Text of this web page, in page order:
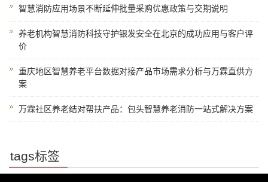
智慧消防应用场景不断延伸批量采购优惠政策与交期说明
养老机构智慧消防科技守护银发安全在北京的成功应用与客户评
价
重庆地区智慧养老平台数据对接产品市场需求分析与万霖直供方
案
万霖社区养老结对帮扶产品：包头智慧养老消防一站式解决方案
tags标签